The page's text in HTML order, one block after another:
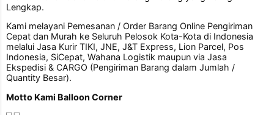
Lengkap.
Kami melayani Pemesanan / Order Barang Online Pengiriman
Cepat dan Murah ke Seluruh Pelosok Kota-Kota di Indonesia
melalui Jasa Kurir TIKI, JNE, J&T Express, Lion Parcel, Pos
Indonesia, SiCepat, Wahana Logistik maupun via Jasa
Ekspedisi & CARGO (Pengiriman Barang dalam Jumlah /
Quantity Besar).
Motto Kami Balloon Corner